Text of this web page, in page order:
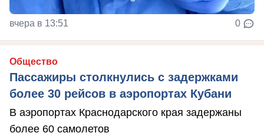
вчера в 13:51 0
Общество
Пассажиры столкнулись с задержками
более 30 рейсов в аэропортах Кубани
В аэропортах Краснодарского края задержаны
более 60 самолетов